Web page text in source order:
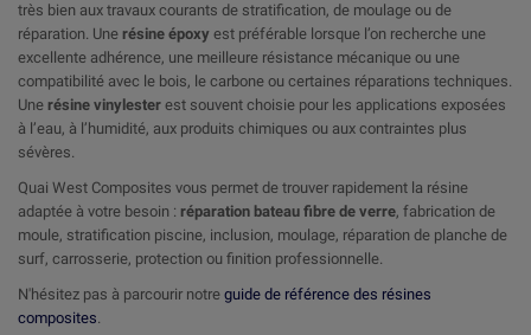
très bien aux travaux courants de stratification, de moulage ou de
réparation. Une résine époxy est préférable lorsque l’on recherche une
excellente adhérence, une meilleure résistance mécanique ou une
compatibilité avec le bois, le carbone ou certaines réparations techniques.
Une résine vinylester est souvent choisie pour les applications exposées
à l’eau, à l’humidité, aux produits chimiques ou aux contraintes plus
sévères.
Quai West Composites vous permet de trouver rapidement la résine
adaptée à votre besoin : réparation bateau fibre de verre, fabrication de
moule, stratification piscine, inclusion, moulage, réparation de planche de
surf, carrosserie, protection ou finition professionnelle.
N'hésitez pas à parcourir notre guide de référence des résines
composites.